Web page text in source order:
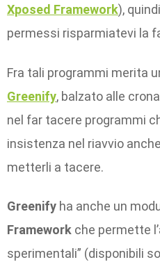
Xposed Framework),
permessi risparmiatevi la
Fra tali programmi merita
Greenify, balzato alle
nel far tacere programmi
insistenza nel riavvio
metterli a tacere.
Greenify ha anche un
Framework che permette
sperimentali” (disponibili